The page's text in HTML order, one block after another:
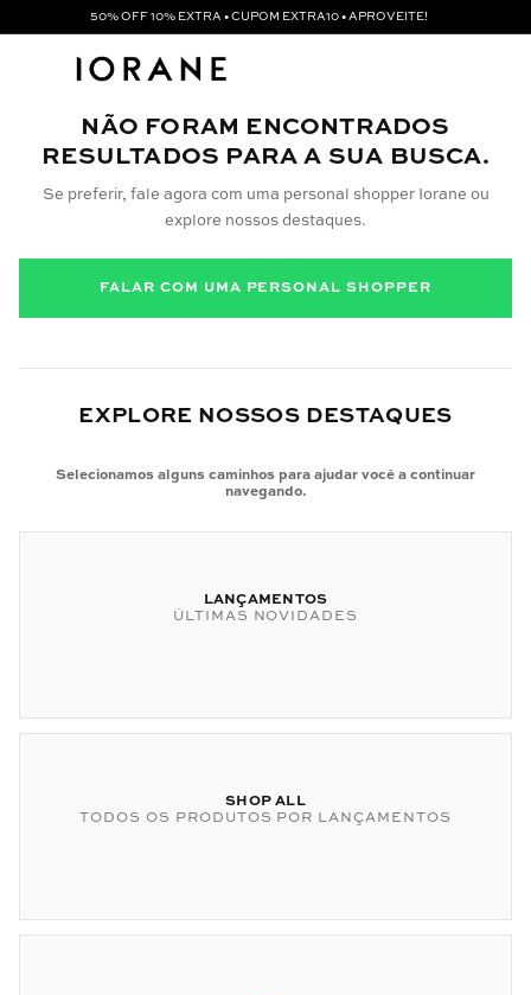
50% OFF 10% EXTRA • CUPOM EXTRA10 • APROVEITE!
NÃO FORAM ENCONTRADOS
RESULTADOS PARA A SUA BUSCA.
Se preferir, fale agora com uma personal shopper Iorane ou
explore nossos destaques.
FALAR COM UMA PERSONAL SHOPPER
EXPLORE NOSSOS DESTAQUES
Selecionamos alguns caminhos para ajudar você a continuar
navegando.
LANÇAMENTOS
ÚLTIMAS NOVIDADES
SHOP ALL
TODOS OS PRODUTOS POR LANÇAMENTOS